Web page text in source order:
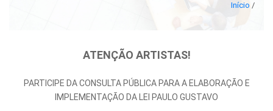
Início /
ATENÇÃO ARTISTAS!
PARTICIPE DA CONSULTA PÚBLICA PARA A ELABORAÇÃO E
IMPLEMENTAÇÃO DA LEI PAULO GUSTAVO